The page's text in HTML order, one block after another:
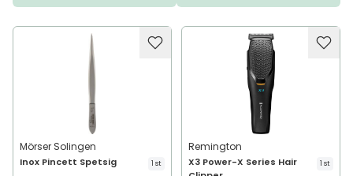
Mörser Solingen
Inox Pincett Spetsig 1 st
Remington
X3 Power-X Series Hair
1 st